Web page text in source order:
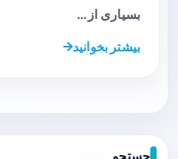
بسیاری از…
بیشتر بخوانید